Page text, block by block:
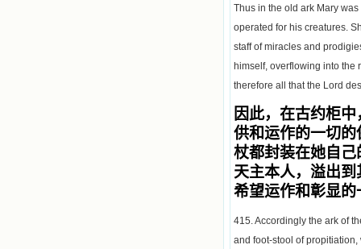
Thus in the old ark Mary
operated for his creatures.
staff of miracles and
himself, overflowing into the
therefore all that the Lord
因此，在古约柜
供和运作的一切
杖都封装在她自
天主本人，溢出
希望运作和彰显
415. Accordingly the ark of
and foot-stool of